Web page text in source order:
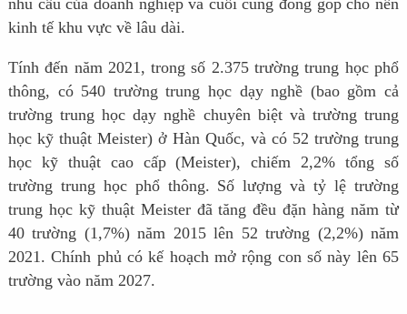
kinh tế khu vực về lâu dài.
Tính đến năm 2021, trong số 2.375 trường trung học phổ
thông, có 540 trường trung học dạy nghề (bao gồm cả
trường trung học dạy nghề chuyên biệt và trường trung
học kỹ thuật Meister) ở Hàn Quốc, và có 52 trường trung
học kỹ thuật cao cấp (Meister), chiếm 2,2% tổng số
trường trung học phổ thông. Số lượng và tỷ lệ trường
trung học kỹ thuật Meister đã tăng đều đặn hàng năm từ
40 trường (1,7%) năm 2015 lên 52 trường (2,2%) năm
2021. Chính phủ có kế hoạch mở rộng con số này lên 65
trường vào năm 2027.